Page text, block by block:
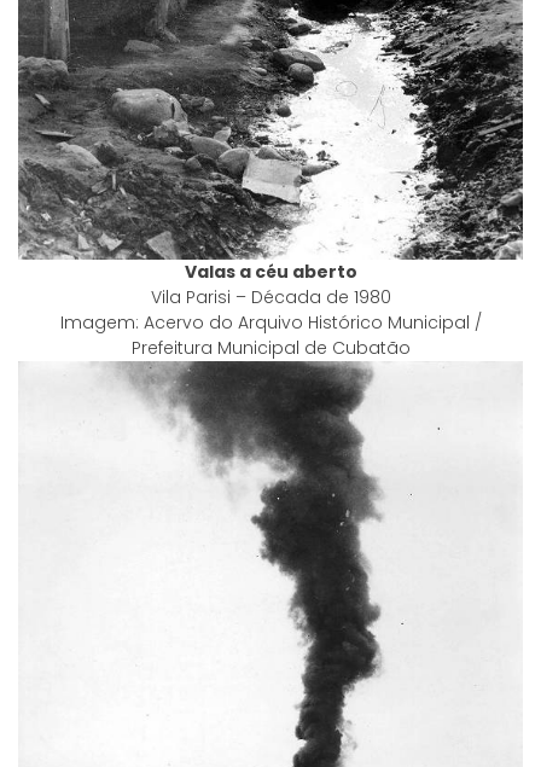
Valas a céu aberto
Vila Parisi – Década de 1980
Imagem: Acervo do Arquivo Histórico Municipal /
Prefeitura Municipal de Cubatão